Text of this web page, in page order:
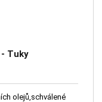
Tuky
olejů,schválené